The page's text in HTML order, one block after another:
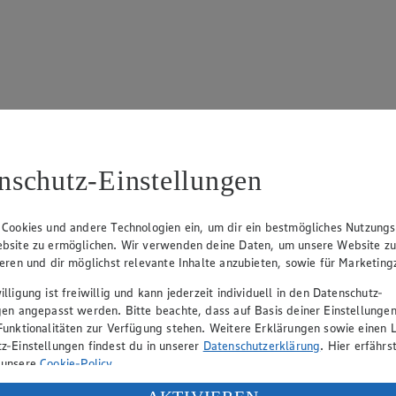
(Vorstandsvorsitzender), Peter Wagener
gewährt Ihnen jedoch das Recht, den auf dieser Website
und Vervielfältigung von Bildmaterial oder Grafiken aus
Einstellungen
und andere Technologien ein, um dir ein bestmögliches
zu ermöglichen. Wir verwenden deine Daten, um unsere Website zu
und dir möglichst relevante Inhalte anzubieten, sowie für
ist freiwillig und kann jederzeit individuell in den Datenschutz-
angepasst werden. Bitte beachte, dass auf Basis deiner
zur Verfügung stehen. Weitere Erklärungen sowie einen
Einstellungen findest du in unserer Datenschutzerklärung. Hier
Cookie-Policy.